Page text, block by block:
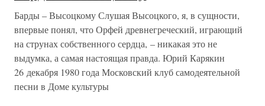
Барды – Высоцкому Слушая Высоцкого, я, в сущности,
впервые понял, что Орфей древнегреческий, играющий
на струнах собственного сердца, – никакая это не
выдумка, а самая настоящая правда. Юрий Карякин
26 декабря 1980 года Московский клуб самодеятельной
песни в Доме культуры